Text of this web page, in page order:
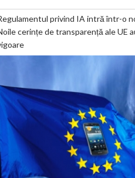
privind IA intră într-o
cerințe de transparență ale UE